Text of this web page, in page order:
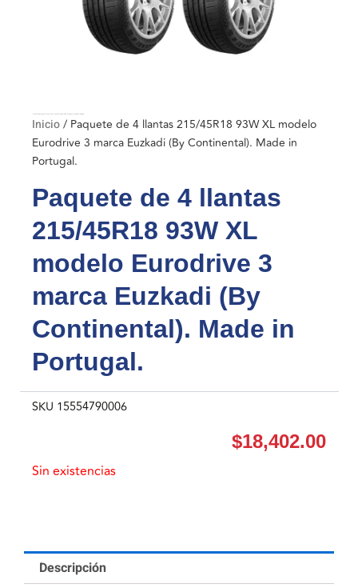
Inicio/ Paquete de 4 llantas 215/45R18 93W XL modelo
Eurodrive 3 marca Euzkadi (By Continental). Made in
Portugal.
Paquete de 4 llantas
215/45R18 93W XL
modelo Eurodrive 3
marca Euzkadi (By
Continental). Made in
Portugal.
SKU 15554790006
$18,402.00
Sin existencias
Descripción